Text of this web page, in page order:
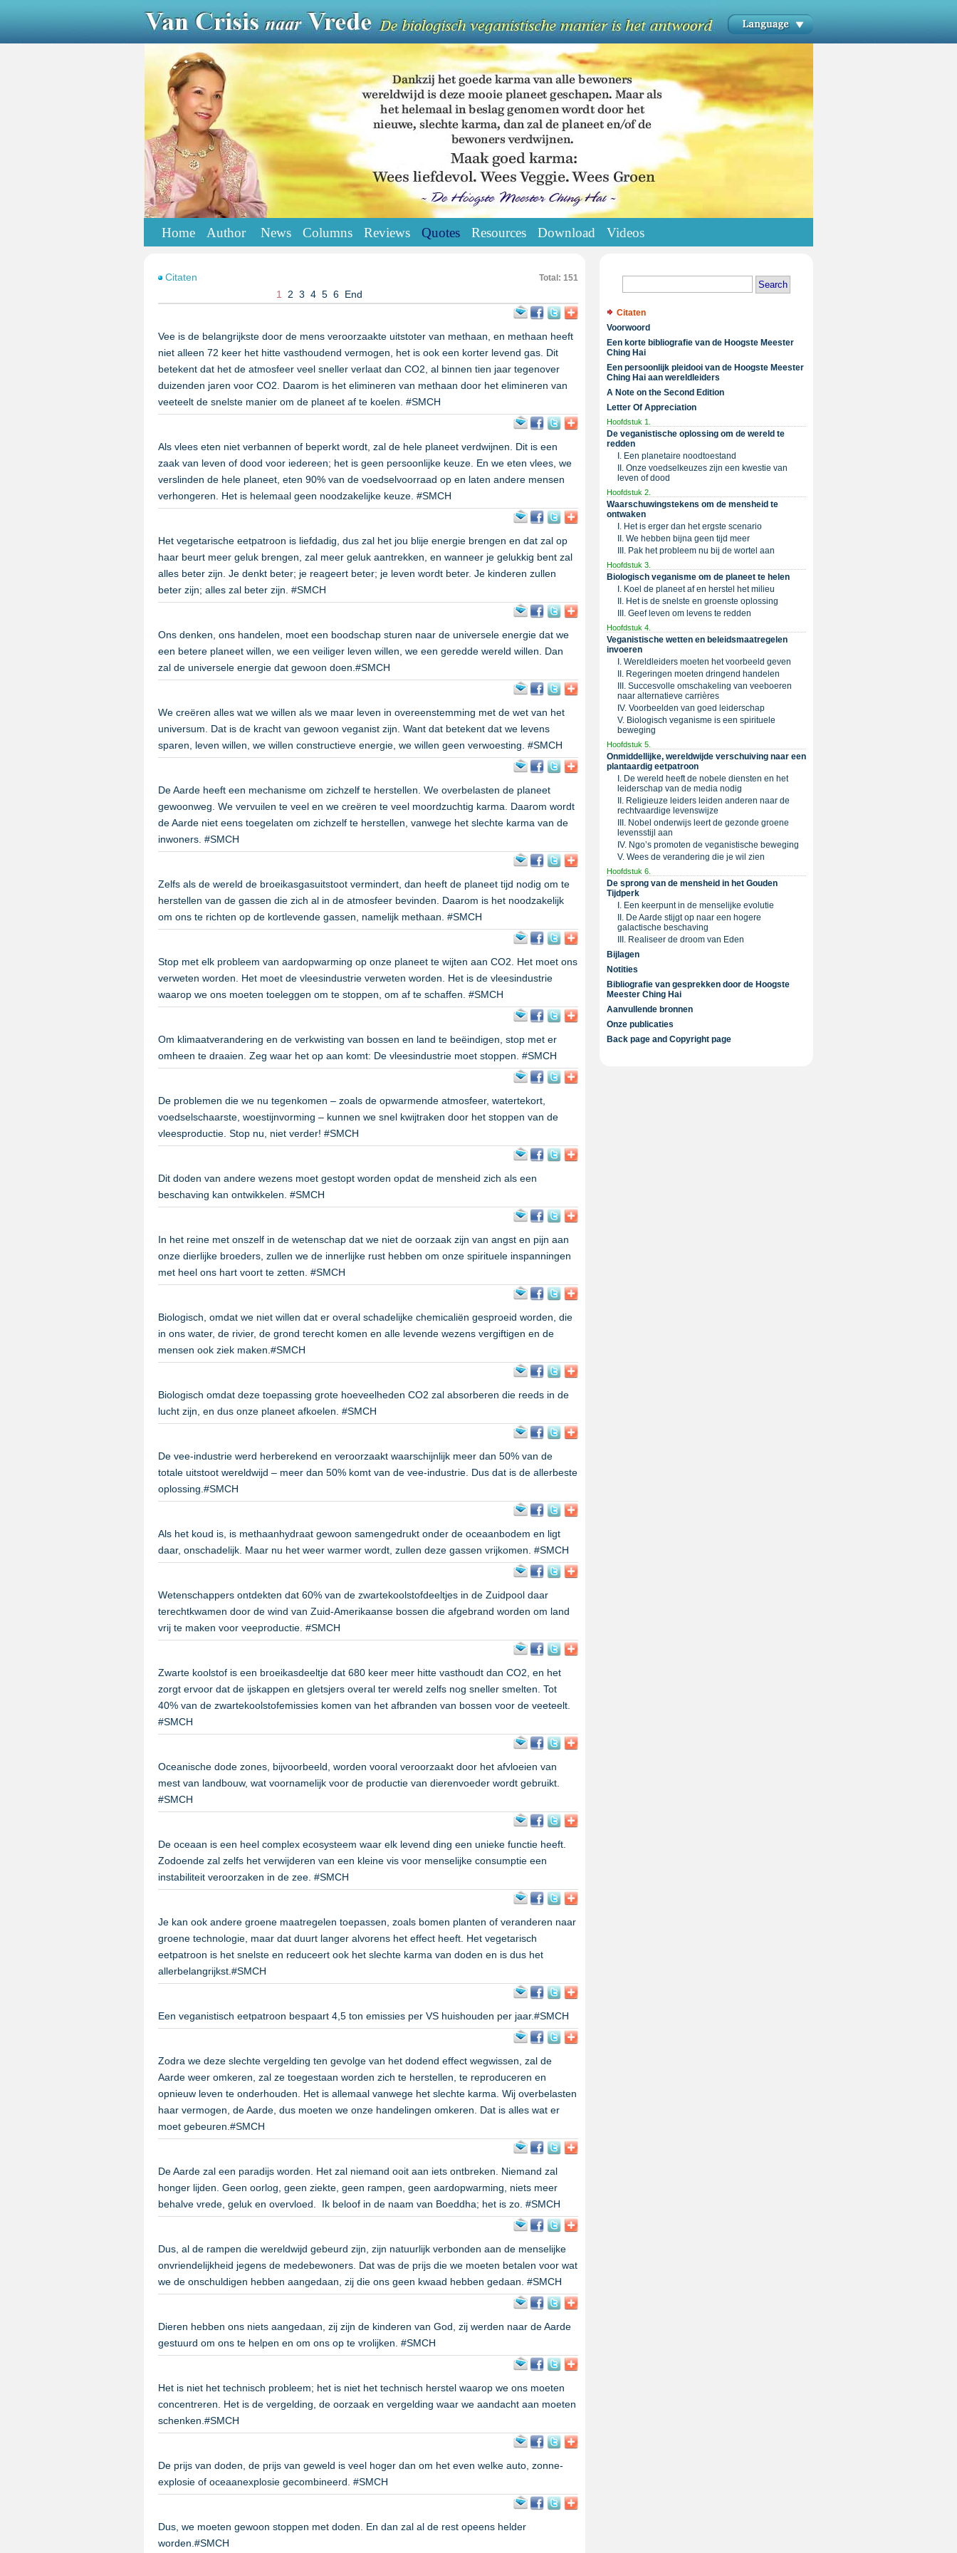
Home Author News Columns Reviews Quotes Resources Download Videos
Citaten Total: 151
1 2 3 4 5 6 End
Vee is de belangrijkste door de mens veroorzaakte uitstoter van methaan, en methaan heeft
niet alleen 72 keer het hitte vasthoudend vermogen, het is ook een korter levend gas. Dit
betekent dat het de atmosfeer veel sneller verlaat dan CO2, al binnen tien jaar tegenover
duizenden jaren voor CO2. Daarom is het elimineren van methaan door het elimineren van
veeteelt de snelste manier om de planeet af te koelen. #SMCH
Als vlees eten niet verbannen of beperkt wordt, zal de hele planeet verdwijnen. Dit is een
zaak van leven of dood voor iedereen; het is geen persoonlijke keuze. En we eten vlees, we
verslinden de hele planeet, eten 90% van de voedselvoorraad op en laten andere mensen
verhongeren. Het is helemaal geen noodzakelijke keuze. #SMCH
Het vegetarische eetpatroon is liefdadig, dus zal het jou blije energie brengen en dat zal op
haar beurt meer geluk brengen, zal meer geluk aantrekken, en wanneer je gelukkig bent zal
alles beter zijn. Je denkt beter; je reageert beter; je leven wordt beter. Je kinderen zullen
beter zijn; alles zal beter zijn. #SMCH
Ons denken, ons handelen, moet een boodschap sturen naar de universele energie dat we
een betere planeet willen, we een veiliger leven willen, we een geredde wereld willen. Dan
zal de universele energie dat gewoon doen.#SMCH
We creëren alles wat we willen als we maar leven in overeenstemming met de wet van het
universum. Dat is de kracht van gewoon veganist zijn. Want dat betekent dat we levens
sparen, leven willen, we willen constructieve energie, we willen geen verwoesting. #SMCH
De Aarde heeft een mechanisme om zichzelf te herstellen. We overbelasten de planeet
gewoonweg. We vervuilen te veel en we creëren te veel moordzuchtig karma. Daarom wordt
de Aarde niet eens toegelaten om zichzelf te herstellen, vanwege het slechte karma van de
inwoners. #SMCH
Zelfs als de wereld de broeikasgasuitstoot vermindert, dan heeft de planeet tijd nodig om te
herstellen van de gassen die zich al in de atmosfeer bevinden. Daarom is het noodzakelijk
om ons te richten op de kortlevende gassen, namelijk methaan. #SMCH
Stop met elk probleem van aardopwarming op onze planeet te wijten aan CO2. Het moet ons
verweten worden. Het moet de vleesindustrie verweten worden. Het is de vleesindustrie
waarop we ons moeten toeleggen om te stoppen, om af te schaffen. #SMCH
Om klimaatverandering en de verkwisting van bossen en land te beëindigen, stop met er
omheen te draaien. Zeg waar het op aan komt: De vleesindustrie moet stoppen. #SMCH
De problemen die we nu tegenkomen – zoals de opwarmende atmosfeer, watertekort,
voedselschaarste, woestijnvorming – kunnen we snel kwijtraken door het stoppen van de
vleesproductie. Stop nu, niet verder! #SMCH
Dit doden van andere wezens moet gestopt worden opdat de mensheid zich als een
beschaving kan ontwikkelen. #SMCH
In het reine met onszelf in de wetenschap dat we niet de oorzaak zijn van angst en pijn aan
onze dierlijke broeders, zullen we de innerlijke rust hebben om onze spirituele inspanningen
met heel ons hart voort te zetten. #SMCH
Biologisch, omdat we niet willen dat er overal schadelijke chemicaliën gesproeid worden, die
in ons water, de rivier, de grond terecht komen en alle levende wezens vergiftigen en de
mensen ook ziek maken.#SMCH
Biologisch omdat deze toepassing grote hoeveelheden CO2 zal absorberen die reeds in de
lucht zijn, en dus onze planeet afkoelen. #SMCH
De vee-industrie werd herberekend en veroorzaakt waarschijnlijk meer dan 50% van de
totale uitstoot wereldwijd – meer dan 50% komt van de vee-industrie. Dus dat is de allerbeste
oplossing.#SMCH
Als het koud is, is methaanhydraat gewoon samengedrukt onder de oceaanbodem en ligt
daar, onschadelijk. Maar nu het weer warmer wordt, zullen deze gassen vrijkomen. #SMCH
Wetenschappers ontdekten dat 60% van de zwartekoolstofdeeltjes in de Zuidpool daar
terechtkwamen door de wind van Zuid-Amerikaanse bossen die afgebrand worden om land
vrij te maken voor veeproductie. #SMCH
Zwarte koolstof is een broeikasdeeltje dat 680 keer meer hitte vasthoudt dan CO2, en het
zorgt ervoor dat de ijskappen en gletsjers overal ter wereld zelfs nog sneller smelten. Tot
40% van de zwartekoolstofemissies komen van het afbranden van bossen voor de veeteelt.
#SMCH
Oceanische dode zones, bijvoorbeeld, worden vooral veroorzaakt door het afvloeien van
mest van landbouw, wat voornamelijk voor de productie van dierenvoeder wordt gebruikt.
#SMCH
De oceaan is een heel complex ecosysteem waar elk levend ding een unieke functie heeft.
Zodoende zal zelfs het verwijderen van een kleine vis voor menselijke consumptie een
instabiliteit veroorzaken in de zee. #SMCH
Je kan ook andere groene maatregelen toepassen, zoals bomen planten of veranderen naar
groene technologie, maar dat duurt langer alvorens het effect heeft. Het vegetarisch
eetpatroon is het snelste en reduceert ook het slechte karma van doden en is dus het
allerbelangrijkst.#SMCH
Een veganistisch eetpatroon bespaart 4,5 ton emissies per VS huishouden per jaar.#SMCH
Zodra we deze slechte vergelding ten gevolge van het dodend effect wegwissen, zal de
Aarde weer omkeren, zal ze toegestaan worden zich te herstellen, te reproduceren en
opnieuw leven te onderhouden. Het is allemaal vanwege het slechte karma. Wij overbelasten
haar vermogen, de Aarde, dus moeten we onze handelingen omkeren. Dat is alles wat er
moet gebeuren.#SMCH
De Aarde zal een paradijs worden. Het zal niemand ooit aan iets ontbreken. Niemand zal
honger lijden. Geen oorlog, geen ziekte, geen rampen, geen aardopwarming, niets meer
behalve vrede, geluk en overvloed. Ik beloof in de naam van Boeddha; het is zo. #SMCH
Dus, al de rampen die wereldwijd gebeurd zijn, zijn natuurlijk verbonden aan de menselijke
onvriendelijkheid jegens de medebewoners. Dat was de prijs die we moeten betalen voor wat
we de onschuldigen hebben aangedaan, zij die ons geen kwaad hebben gedaan. #SMCH
Dieren hebben ons niets aangedaan, zij zijn de kinderen van God, zij werden naar de Aarde
gestuurd om ons te helpen en om ons op te vrolijken. #SMCH
Het is niet het technisch probleem; het is niet het technisch herstel waarop we ons moeten
concentreren. Het is de vergelding, de oorzaak en vergelding waar we aandacht aan moeten
schenken.#SMCH
De prijs van doden, de prijs van geweld is veel hoger dan om het even welke auto, zonne-
explosie of oceaanexplosie gecombineerd. #SMCH
Dus, we moeten gewoon stoppen met doden. En dan zal al de rest opeens helder
worden.#SMCH
Citaten
Voorwoord
Een korte bibliografie van de Hoogste Meester
Ching Hai
Een persoonlijk pleidooi van de Hoogste Meester
Ching Hai aan wereldleiders
A Note on the Second Edition
Letter Of Appreciation
Hoofdstuk 1.
De veganistische oplossing om de wereld te
redden
I. Een planetaire noodtoestand
II. Onze voedselkeuzes zijn een kwestie van
leven of dood
Hoofdstuk 2.
Waarschuwingstekens om de mensheid te
ontwaken
I. Het is erger dan het ergste scenario
II. We hebben bijna geen tijd meer
III. Pak het probleem nu bij de wortel aan
Hoofdstuk 3.
Biologisch veganisme om de planeet te helen
I. Koel de planeet af en herstel het milieu
II. Het is de snelste en groenste oplossing
III. Geef leven om levens te redden
Hoofdstuk 4.
Veganistische wetten en beleidsmaatregelen
invoeren
I. Wereldleiders moeten het voorbeeld geven
II. Regeringen moeten dringend handelen
III. Succesvolle omschakeling van veeboeren
naar alternatieve carrières
IV. Voorbeelden van goed leiderschap
V. Biologisch veganisme is een spirituele
beweging
Hoofdstuk 5.
Onmiddellijke, wereldwijde verschuiving naar een
plantaardig eetpatroon
I. De wereld heeft de nobele diensten en het
leiderschap van de media nodig
II. Religieuze leiders leiden anderen naar de
rechtvaardige levenswijze
III. Nobel onderwijs leert de gezonde groene
levensstijl aan
IV. Ngo’s promoten de veganistische beweging
V. Wees de verandering die je wil zien
Hoofdstuk 6.
De sprong van de mensheid in het Gouden
Tijdperk
I. Een keerpunt in de menselijke evolutie
II. De Aarde stijgt op naar een hogere
galactische beschaving
III. Realiseer de droom van Eden
Bijlagen
Notities
Bibliografie van gesprekken door de Hoogste
Meester Ching Hai
Aanvullende bronnen
Onze publicaties
Back page and Copyright page